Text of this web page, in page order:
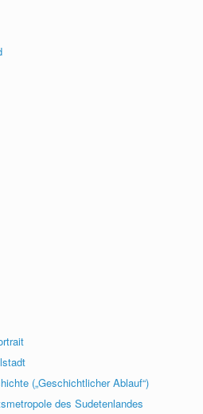
(„Geschichtlicher Ablauf“)
des Sudetenlandes